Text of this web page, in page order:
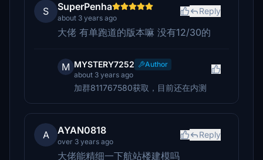
S SuperPenha
about 3 years ago
Reply
大佬 有单跑道的版本嘛 没有12/30的
M MYSTERY7252
Author
about 3 years ago
加群811767580获取，目前还在内测
A AYAN0818
over 3 years ago
Reply
大佬能精细一下航站楼建模吗